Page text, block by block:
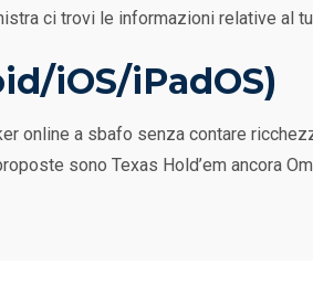
ci trovi le informazioni relative al
iOS/iPadOS)
online a sbafo senza contare
sono Texas Hold’em ancora